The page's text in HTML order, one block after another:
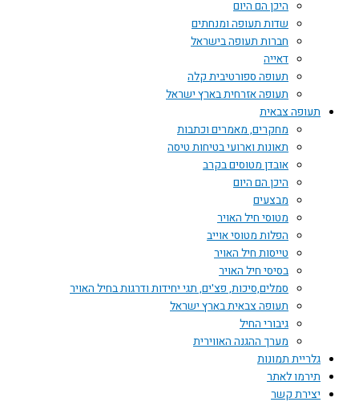
היכן הם היום
שדות תעופה ומנחתים
חברות תעופה בישראל
דאייה
תעופה ספורטיבית קלה
תעופה אזרחית בארץ ישראל
תעופה צבאית
מחקרים, מאמרים וכתבות
תאונות וארועי בטיחות טיסה
אובדן מטוסים בקרב
היכן הם היום
מבצעים
מטוסי חיל האויר
הפלות מטוסי אוייב
טייסות חיל האויר
בסיסי חיל האויר
סמלים,סיכות, פצ'ים, תגי יחידות ודרגות בחיל האויר
תעופה צבאית בארץ ישראל
גיבורי החיל
מערך ההגנה האווירית
גלריית תמונות
תירמו לאתר
יצירת קשר